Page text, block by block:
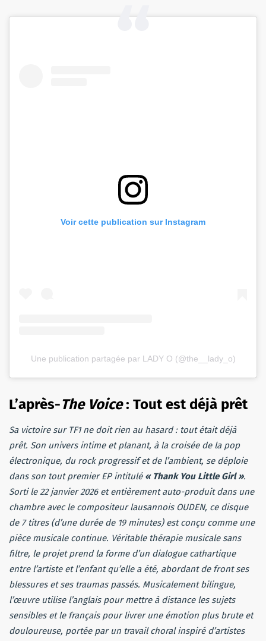
Voir cette publication sur Instagram
Une publication partagée par LADY O (@the__lady_o)
L’après-The Voice: Tout est déjà prêt
Sa victoire sur TF1 ne doit rien au hasard : tout était déjà
prêt. Son univers intime et planant, à la croisée de la pop
électronique, du rock progressif et de l’ambient, se déploie
dans son tout premier EP intitulé « Thank You Little Girl ».
Sorti le 22 janvier 2026 et entièrement auto-produit dans une
chambre avec le compositeur lausannois OUDEN, ce disque
de 7 titres (d’une durée de 19 minutes) est conçu comme une
pièce musicale continue. Véritable thérapie musicale sans
filtre, le projet prend la forme d’un dialogue cathartique
entre l’artiste et l’enfant qu’elle a été, abordant de front ses
blessures et ses traumas passés. Musicalement bilingue,
l’œuvre utilise l’anglais pour mettre à distance les sujets
sensibles et le français pour livrer une émotion plus brute et
douloureuse, portée par un travail choral inspiré d’artistes